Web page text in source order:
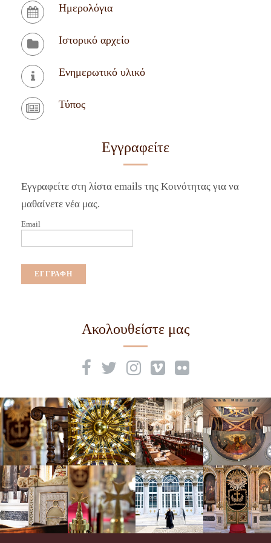
Ημερολόγια
Ιστορικό αρχείο
Ενημερωτικό υλικό
Τύπος
Εγγραφείτε
Εγγραφείτε στη λίστα emails της Κοινότητας για να
μαθαίνετε νέα μας.
Email
Ακολουθείστε μας